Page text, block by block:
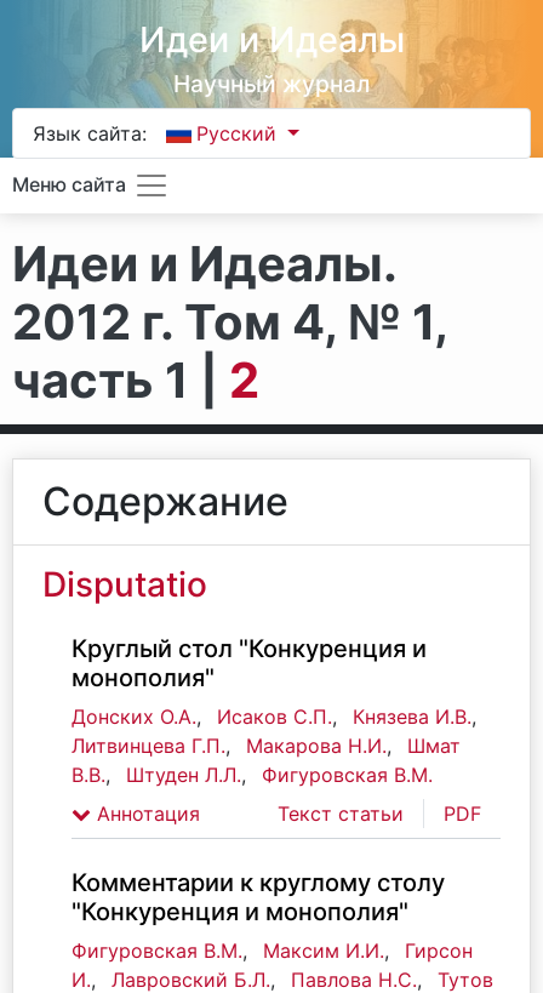
Идеи и Идеалы
Научный журнал
Язык сайта: Русский
Меню сайта
Идеи и Идеалы.
2012 г. Том 4, № 1,
часть 1 | 2
Содержание
Disputatio
Круглый стол "Конкуренция и
монополия"
Донских О.А., Исаков С.П., Князева И.В.,
Литвинцева Г.П., Макарова Н.И.,
Шмат
В.В., Штуден Л.Л.,
Фигуровская В.М.
Аннотация
Текст статьи PDF
Комментарии к круглому столу
"Конкуренция и монополия"
Фигуровская В.М., Максим И.И.,
Гирсон
И., Лавровский Б.Л., Павлова Н.С.,
Тутов